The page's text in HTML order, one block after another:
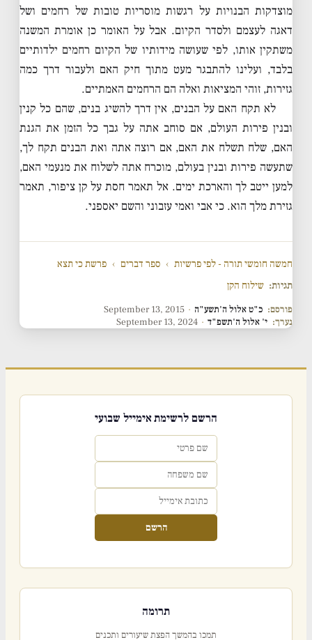
מוצדקות הבנויות על רגשות מוסריות טובות של רחמים ושל
דאגה לעצמם ולסדר הקיום. אבל על האומר כן אומרת המשנה
משתקין אותו, לפי שעושה מידותיו של הקיום רחמים ילדותיים
בלבד, ועלינו להתבגר מעט מתוך חיק האם ולעבור דרך כמה
גזירות, זוהי המציאות ואלה הם הרחמים האמתיים.
לא תקח האם על הבנים, אין דרך להשיג בנים, שהם כל קנין
ובנין פירות העולם, אם סוחב אתה על גבך כל הזמן את הגנת
האם, שלח תשלח את האם, אם רוצה אתה ואת הבנים תקח לך,
שתעשה פירות ובנין בעולם, מוכרח אתה לשלוח את מנעמי האם,
למען ייטב לך והארכת ימים. אל תאמר חסת על קן ציפור, תאמר
גזירת מלך הוא. כי אבי ואמי עזבוני והשם יאספני.
חמשה חומשי תורה - לפי פרשיות › ספר דברים › פרשת כי תצא
תגיות: שילוח הקן
פורסם: כ"ט אלול ה'תשע"ה ·
September 13, 2015
נערך: י' אלול ה'תשפ"ד ·
September 13, 2024
הרשם לרשימת אימייל שבועי
הרשם
תרומה
תמכו בהמשך הפצת שיעורים ותכנים